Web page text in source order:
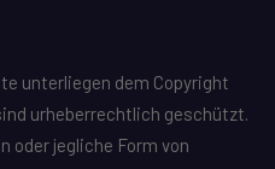
unterliegen dem Copyright
urheberrechtlich geschützt.
oder jegliche Form von